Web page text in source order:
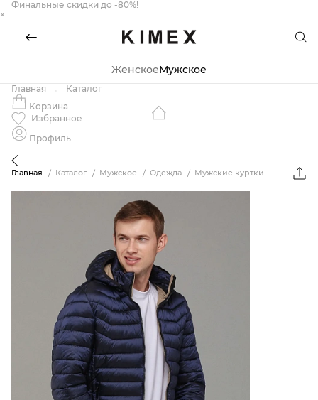
Финальные скидки до -80%!
×
ЖенскоеМужское
Главная
Каталог
Корзина
Избранное
Профиль
Главная Каталог Мужское Одежда Мужские куртки